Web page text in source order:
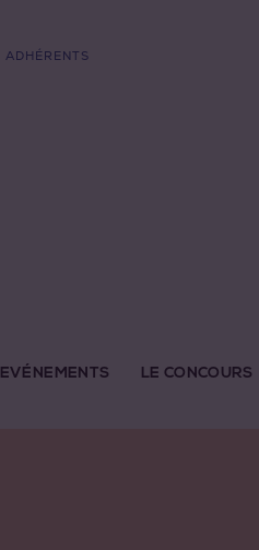
ADHÉRENTS
EVÉNEMENTS LE CONCOURS